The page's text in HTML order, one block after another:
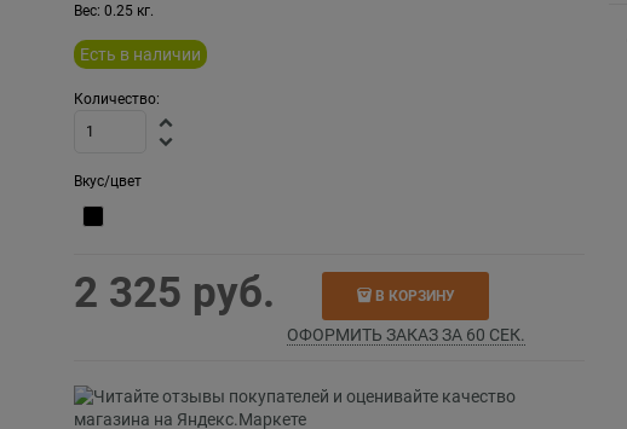
Вес: 0.25кг.
Есть в наличии
Количество:
Вкус/цвет
2 325 руб. В КОРЗИНУ
ОФОРМИТЬ ЗАКАЗ ЗА 60 СЕК.